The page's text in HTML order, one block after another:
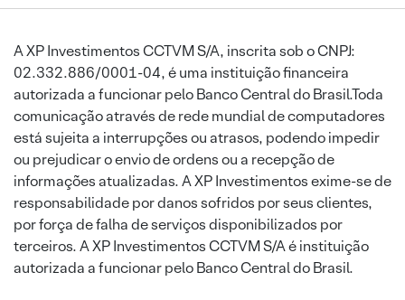
A XP Investimentos CCTVM S/A, inscrita sob o CNPJ:
02.332.886/0001-04, é uma instituição financeira
autorizada a funcionar pelo Banco Central do Brasil.Toda
comunicação através de rede mundial de computadores
está sujeita a interrupções ou atrasos, podendo impedir
ou prejudicar o envio de ordens ou a recepção de
informações atualizadas. A XP Investimentos exime-se de
responsabilidade por danos sofridos por seus clientes,
por força de falha de serviços disponibilizados por
terceiros. A XP Investimentos CCTVM S/A é instituição
autorizada a funcionar pelo Banco Central do Brasil.